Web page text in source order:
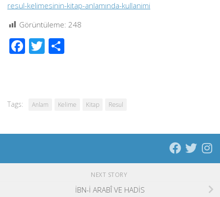
resul-kelimesinin-kitap-anlamında-kullanimi
Görüntüleme: 248
Facebook
Twitter
Tags: Anlam Kelime Kitap Resul
NEXT STORY
İBN-İ ARABÎ VE HADİS